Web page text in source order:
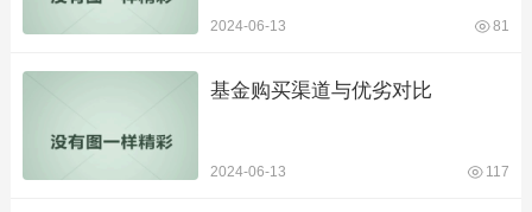
2024-06-13 81
基金购买渠道与优劣对比
2024-06-13 117